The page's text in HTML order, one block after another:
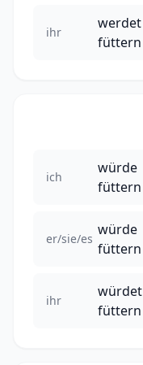
ihr
werdet
füttern
ich
würde
füttern
er/sie/es
würde
füttern
ihr
würdet
füttern